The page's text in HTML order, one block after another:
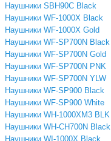
Наушники SBH90C Black
Наушники WF-1000X Black
Наушники WF-1000X Gold
Наушники WF-SP700N Black
Наушники WF-SP700N Gold
Наушники WF-SP700N PNK
Наушники WF-SP700N YLW
Наушники WF-SP900 Black
Наушники WF-SP900 White
Наушники WH-1000XM3 BLK
Наушники WH-CH700N Black
Наушники WI-1000X Black